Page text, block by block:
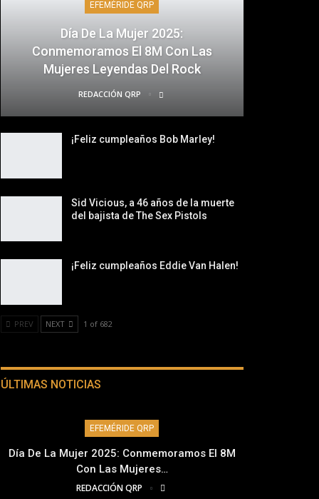
EFEMÉRIDE QRP
Día De La Mujer 2025:
Conmemoramos El 8M Con Las
Mujeres Leyendas Del Rock
REDACCIÓN QRP
¡Feliz cumpleaños Bob Marley!
Sid Vicious, a 46 años de la muerte
del bajista de The Sex Pistols
¡Feliz cumpleaños Eddie Van Halen!
PREV NEXT 1 of 682
ÚLTIMAS NOTICIAS
EFEMÉRIDE QRP
Día De La Mujer 2025: Conmemoramos El 8M
Con Las Mujeres…
REDACCIÓN QRP